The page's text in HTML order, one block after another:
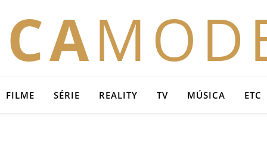
FILME SÉRIE REALITY TV MÚSICA ETC